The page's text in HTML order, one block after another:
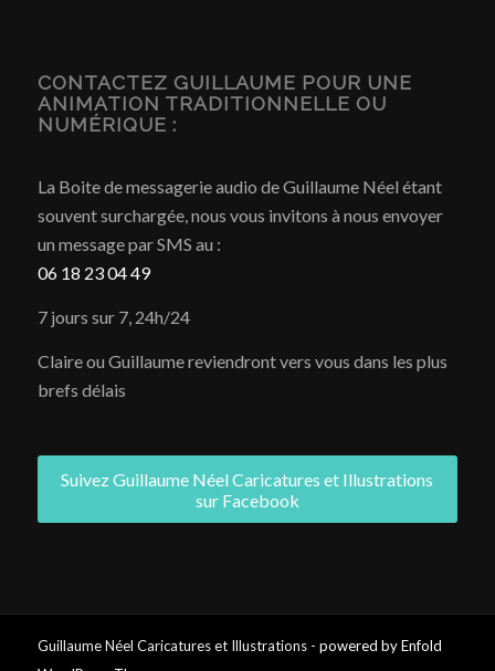
CONTACTEZ GUILLAUME POUR UNE
ANIMATION TRADITIONNELLE OU
NUMÉRIQUE :
La Boite de messagerie audio de Guillaume Néel étant
souvent surchargée, nous vous invitons à nous envoyer
un message par SMS au :
06 18 23 04 49
7 jours sur 7, 24h/24
Claire ou Guillaume reviendront vers vous dans les plus
brefs délais
Suivez Guillaume Néel Caricatures et Illustrations
sur Facebook
Guillaume Néel Caricatures et Illustrations - powered by Enfold